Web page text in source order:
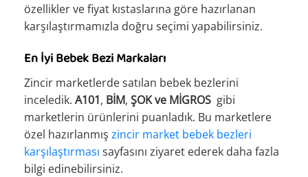
özellikler ve fiyat kıstaslarına göre hazırlanan
karşılaştırmamızla doğru seçimi yapabilirsiniz.
En İyi Bebek Bezi Markaları
Zincir marketlerde satılan bebek bezlerini
inceledik. A101, BİM, ŞOK ve MİGROS gibi
marketlerin ürünlerini puanladık. Bu marketlere
özel hazırlanmış zincir market bebek bezleri
karşılaştırması sayfasını ziyaret ederek daha fazla
bilgi edinebilirsiniz.